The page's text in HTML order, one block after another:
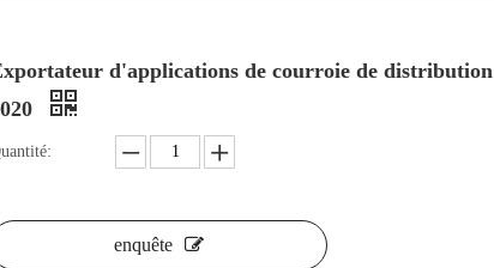
d'applications de courroie de distribution
enquête